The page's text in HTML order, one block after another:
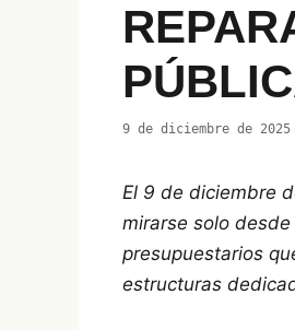
9 de diciembre de 2025
El 9 de diciembre
mirarse solo
presupuestarios
estructuras